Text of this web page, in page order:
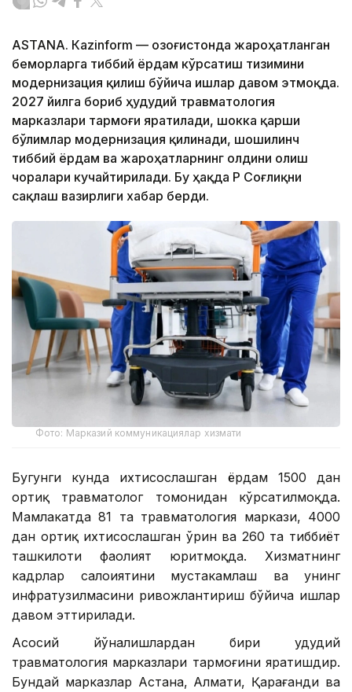
ASTANА. Кazinform — Қозоғистонда жароҳатланган
беморларга тиббий ёрдам кўрсатиш тизимини
модернизация қилиш бўйича ишлар давом этмоқда.
2027 йилга бориб ҳудудий травматология
марказлари тармоғи яратилади, шокка қарши
бўлимлар модернизация қилинади, шошилинч
тиббий ёрдам ва жароҳатларнинг олдини олиш
чоралари кучайтирилади. Бу ҳақда ҚР Соғлиқни
сақлаш вазирлиги хабар берди.
Фото: Марказий коммуникациялар хизмати
Бугунги кунда ихтисослашган ёрдам 1500 дан
ортиқ травматолог томонидан кўрсатилмоқда.
Мамлакатда 81 та травматология маркази, 4000
дан ортиқ ихтисослашган ўрин ва 260 та тиббиёт
ташкилоти фаолият юритмоқда. Хизматнинг
кадрлар салоҳиятини мустаҳкамлаш ва унинг
инфратузилмасини ривожлантириш бўйича ишлар
давом эттирилади.
Асосий йўналишлардан бири ҳудудий
травматология марказлари тармоғини яратишдир.
Бундай марказлар Астана, Алмати, Қарағанди ва